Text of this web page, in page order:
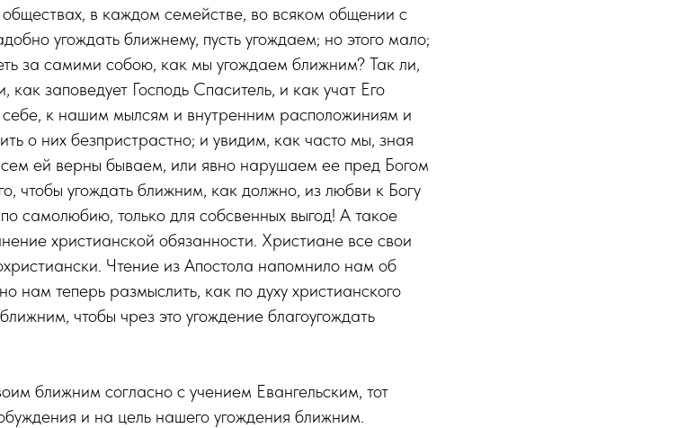
в каждом семействе, во всяком общении с
угождать ближнему, пусть угождаем; но этого мало;
за самими собою, как мы угождаем ближним? Так ли,
как заповедует Господь Спаситель, и как учат Его
к нашим мылсям и внутренним расположиниям и
о них безпристрастно; и увидим, как часто мы, зная
ей верны бываем, или явно нарушаем ее пред Богом
чтобы угождать ближним, как должно, из любви к Богу
самолюбию, только для собсвенных выгод! А такое
христианской обязанности. Христиане все свои
Чтение из Апостола напомнило нам об
нам теперь размыслить, как по духу христианского
чтобы чрез это угождение благоугождать
ближним согласно с учением Евангельским, тот
и на цель нашего угождения ближним.